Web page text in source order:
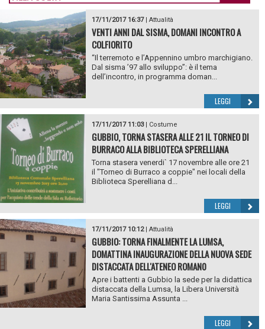
17/11/2017 16:37| Attualità
VENTI ANNI DAL SISMA, DOMANI INCONTRO A
COLFIORITO
“Il terremoto e l’Appennino umbro marchigiano.
Dal sisma ’97 allo sviluppo”: è il tema
dell’incontro, in programma doman...
LEGGI
17/11/2017 11:03| Costume
GUBBIO, TORNA STASERA ALLE 21 IL TORNEO DI
BURRACO ALLA BIBLIOTECA SPERELLIANA
Torna stasera venerdi` 17 novembre alle ore 21
il "Torneo di Burraco a coppie" nei locali della
Biblioteca Sperelliana d...
LEGGI
17/11/2017 10:12| Attualità
GUBBIO: TORNA FINALMENTE LA LUMSA,
DOMATTINA INAUGURAZIONE DELLA NUOVA SEDE
DISTACCATA DELL'ATENEO ROMAN0
Apre i battenti a Gubbio la sede per la didattica
distaccata della Lumsa, la Libera Università
Maria Santissima Assunta ...
LEGGI